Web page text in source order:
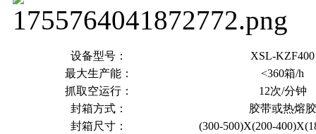
设备型号：
XSL-KZF400
最大生产能：
<360箱/h
抓取空运行：
12次/分钟
封箱方式：
胶带或热熔胶
封箱尺寸：
(300-500)X(200-